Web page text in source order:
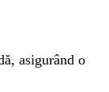
asigurând o